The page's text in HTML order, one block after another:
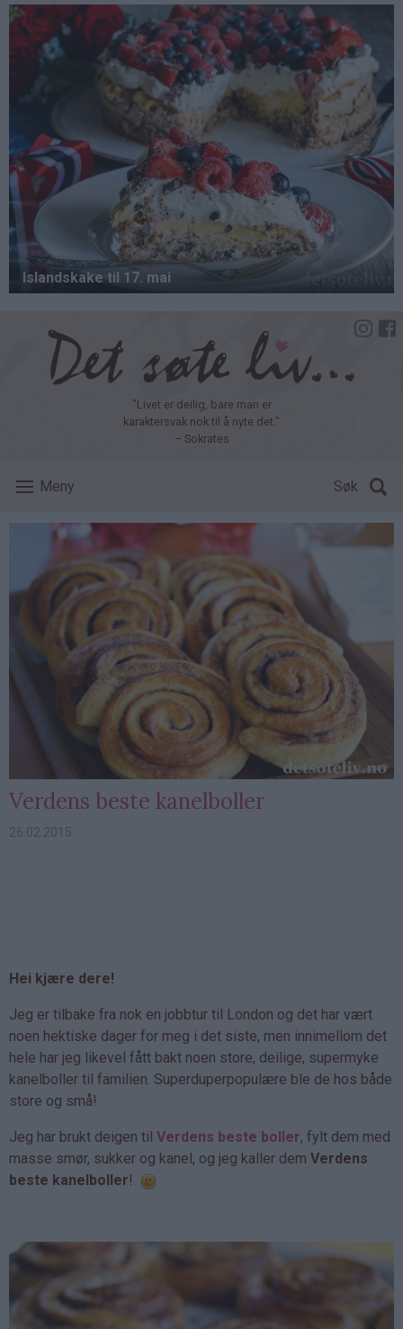
Hopp
hovedinnhold
"Livet er deilig, bare man er
karaktersvak nok til å nyte det."
– Sokrates
Meny Søk
Verdens beste kanelboller
26.02.2015
Hei kjære dere!
Jeg er tilbake fra nok en jobbtur til London og det har vært
noen hektiske dager for meg i det siste, men innimellom det
hele har jeg likevel fått bakt noen store, deilige, supermyke
kanelboller til familien. Superduperpopulære ble de hos både
store og små!
Jeg har brukt deigen til Verdens beste boller, fylt dem med
masse smør, sukker og kanel, og jeg kaller dem Verdens
beste kanelboller!